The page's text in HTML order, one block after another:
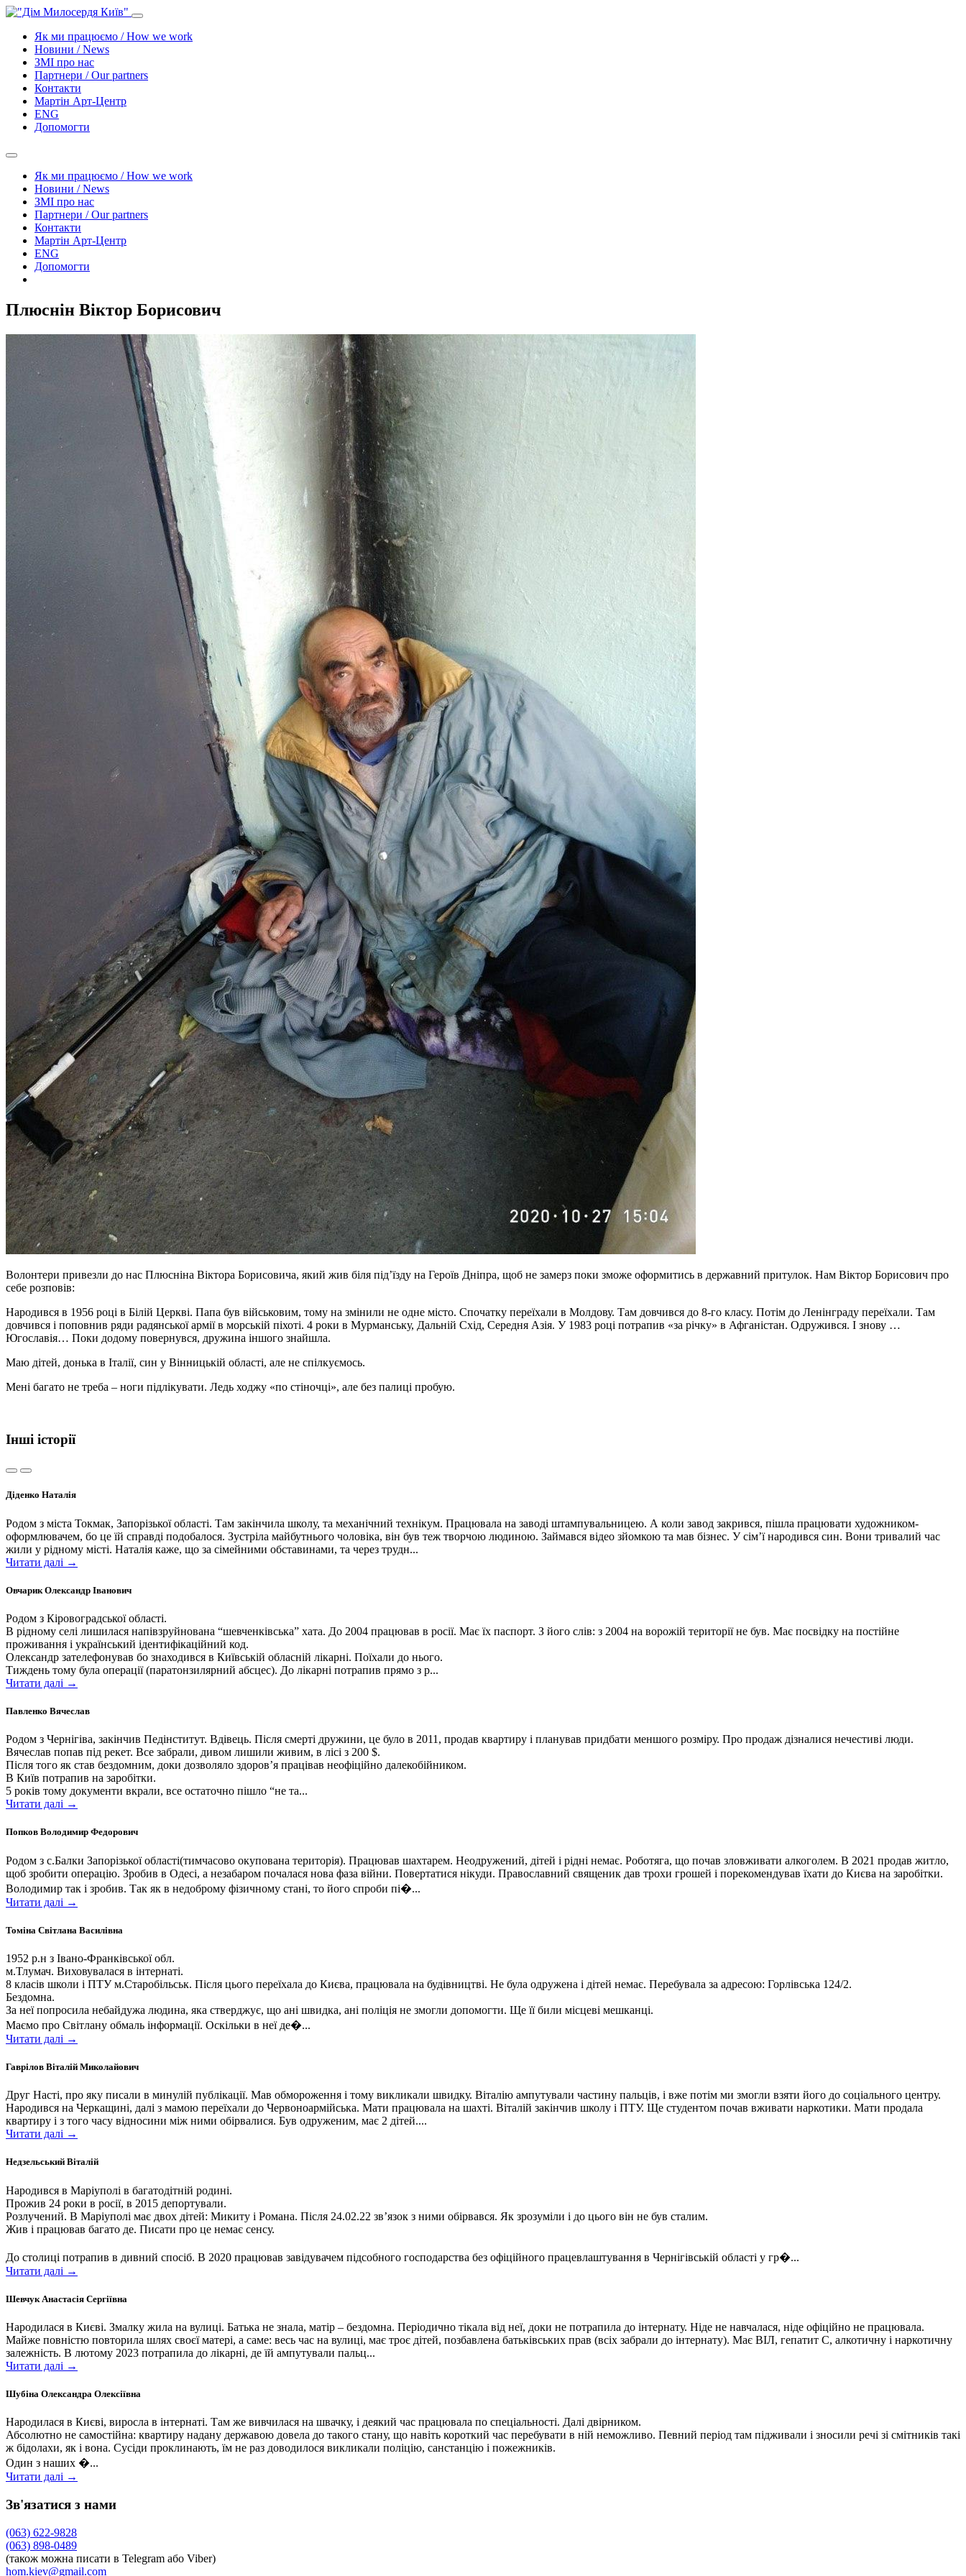
Як ми працюємо / How we work
Новини / News
ЗМІ про нас
Партнери / Our partners
Контакти
Mартін Арт-Центр
ENG
Допомогти
Як ми працюємо / How we work
Новини / News
ЗМІ про нас
Партнери / Our partners
Контакти
Mартін Арт-Центр
ENG
Допомогти
Плюснін Віктор Борисович
Волонтери привезли до нас Плюсніна Віктора Борисовича, який жив біля під’їзду на Героїв Дніпра, щоб не замерз поки зможе оформитись в державний притулок. Нам Віктор Борисович про
себе розповів:
Народився в 1956 році в Білій Церкві. Папа був військовим, тому на змінили не одне місто. Спочатку переїхали в Молдову. Там довчився до 8-го класу. Потім до Ленінграду переїхали. Там
довчився і поповнив ряди радянської армії в морській піхоті. 4 роки в Мурманську, Дальній Схід, Середня Азія. У 1983 році потрапив «за річку» в Афганістан. Одружився. І знову …
Югославія… Поки додому повернувся, дружина іншого знайшла.
Маю дітей, донька в Італії, син у Вінницькій області, але не спілкуємось.
Мені багато не треба – ноги підлікувати. Ледь ходжу «по стіночці», але без палиці пробую.
Інші історії
Діденко Наталія
Родом з міста Токмак, Запорізької області. Там закінчила школу, та механічний технікум. Працювала на заводі штампувальницею. А коли завод закрився, пішла працювати художником-
оформлювачем, бо це їй справді подобалося. Зустріла майбутнього чоловіка, він був теж творчою людиною. Займався відео зйомкою та мав бізнес. У сім’ї народився син. Вони тривалий час
жили у рідному місті. Наталія каже, що за сімейними обставинами, та через трудн...
Читати далі →
Овчарик Олександр Іванович
Родом з Кіровоградської області.
В рідному селі лишилася напівзруйнована “шевченківська” хата. До 2004 працював в росії. Має їх паспорт. З його слів: з 2004 на ворожій території не був. Має посвідку на постійне
проживання і український ідентифікаційний код.
Олександр зателефонував бо знаходився в Київській обласній лікарні. Поїхали до нього.
Тиждень тому була операції (паратонзилярний абсцес). До лікарні потрапив прямо з р...
Читати далі →
Павленко Вячеслав
Родом з Чернігіва, закінчив Педінститут. Вдівець. Після смерті дружини, це було в 2011, продав квартиру і планував придбати меншого розміру. Про продаж дізналися нечестиві люди.
Вячеслав попав під рекет. Все забрали, дивом лишили живим, в лісі з 200 $.
Після того як став бездомним, доки дозволяло здоров’я працівав неофіційно далекобійником.
В Київ потрапив на заробітки.
5 років тому документи вкрали, все остаточно пішло “не та...
Читати далі →
Попков Володимир Федорович
Родом з с.Балки Запорізької області(тимчасово окупована територія). Працював шахтарем. Неодружений, дітей і рідні немає. Роботяга, що почав зловживати алкоголем. В 2021 продав житло,
щоб зробити операцію. Зробив в Одесі, а незабаром почалася нова фаза війни. Повертатися нікуди. Православний священик дав трохи грошей і порекомендував їхати до Києва на заробітки.
Володимир так і зробив. Так як в недоброму фізичному стані, то його спроби пі�...
Читати далі →
Томіна Світлана Василівна
1952 р.н з Івано-Франківської обл.
м.Тлумач. Виховувалася в інтернаті.
8 класів школи і ПТУ м.Старобільськ. Після цього переїхала до Києва, працювала на будівництві. Не була одружена і дітей немає. Перебувала за адресою: Горлівська 124/2.
Бездомна.
За неї попросила небайдужа людина, яка стверджує, що ані швидка, ані поліція не змогли допомогти. Ще її били місцеві мешканці.
Маємо про Світлану обмаль інформації. Оскільки в неї де�...
Читати далі →
Гаврілов Віталій Миколайович
Друг Насті, про яку писали в минулій публікації. Мав обмороження і тому викликали швидку. Віталію ампутували частину пальців, і вже потім ми змогли взяти його до соціального центру.
Народився на Черкащині, далі з мамою переїхали до Червоноармійська. Мати працювала на шахті. Віталій закінчив школу і ПТУ. Ще студентом почав вживати наркотики. Мати продала
квартиру і з того часу відносини між ними обірвалися. Був одруженим, має 2 дітей....
Читати далі →
Недзельський Віталій
Народився в Маріуполі в багатодітній родині.
Прожив 24 роки в росії, в 2015 депортували.
Розлучений. В Маріуполі має двох дітей: Микиту і Романа. Після 24.02.22 зв’язок з ними обірвався. Як зрозуміли і до цього він не був сталим.
Жив і працював багато де. Писати про це немає сенсу.
До столиці потрапив в дивний спосіб. В 2020 працював завідувачем підсобного господарства без офіційного працевлаштування в Чернігівській області у гр�...
Читати далі →
Шевчук Анастасія Сергіївна
Народилася в Києві. Змалку жила на вулиці. Батька не знала, матір – бездомна. Періодично тікала від неї, доки не потрапила до інтернату. Ніде не навчалася, ніде офіційно не працювала.
Майже повністю повторила шлях своєї матері, а саме: весь час на вулиці, має троє дітей, позбавлена батьківських прав (всіх забрали до інтернату). Має ВІЛ, гепатит С, алкотичну і наркотичну
залежність. В лютому 2023 потрапила до лікарні, де їй ампутували пальц...
Читати далі →
Шубіна Олександра Олексіївна
Народилася в Києві, виросла в інтернаті. Там же вивчилася на швачку, і деякий час працювала по спеціальності. Далі двірником.
Абсолютно не самостійна: квартиру надану державою довела до такого стану, що навіть короткий час перебувати в ній неможливо. Певний період там підживали і зносили речі зі смітників такі
ж бідолахи, як і вона. Сусіди проклинають, їм не раз доводилося викликали поліцію, санстанцію і пожежників.
Один з наших �...
Читати далі →
Зв'язатися з нами
(063) 622-9828
(063) 898-0489
(також можна писати в Telegram або Viber)
hom.kiev@gmail.com